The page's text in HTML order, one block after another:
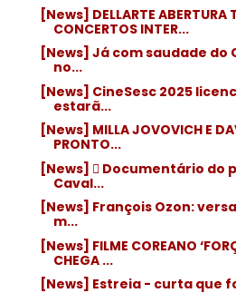
[News] DELLARTE ABERTURA
CONCERTOS INTER...
[News] Já com saudade do
no...
[News] CineSesc 2025
estarã...
[News] MILLA JOVOVICH E
PRONTO...
[News]  Documentário do
Caval...
[News] François Ozon:
m...
[News] FILME COREANO
CHEGA ...
[News] Estreia - curta que